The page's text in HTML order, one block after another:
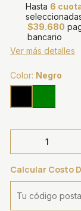
Hasta 6
$39.680
bancario
Ver más detalles
Color: Negro
Calcular Costo